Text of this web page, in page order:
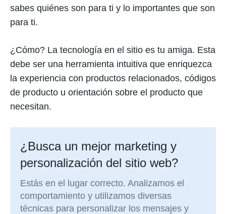
sabes quiénes son para ti y lo importantes que son
para ti.
¿Cómo? La tecnología en el sitio es tu amiga. Esta
debe ser una herramienta intuitiva que enriquezca
la experiencia con productos relacionados, códigos
de producto u orientación sobre el producto que
necesitan.
¿Busca un mejor marketing y
personalización del sitio web?
Estás en el lugar correcto. Analizamos el
comportamiento y utilizamos diversas
técnicas para personalizar los mensajes y